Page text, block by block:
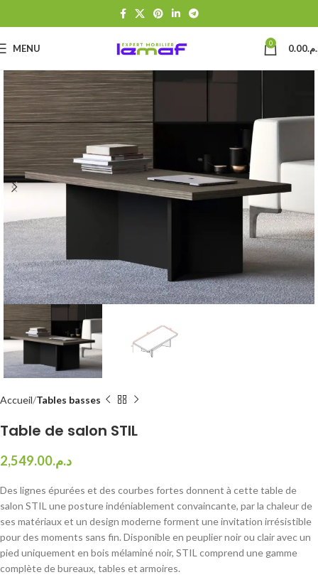
MENU 0 0.00
Accueil Tables basses
Table de salon STIL
د.م.2,549.00
Des lignes épurées et des courbes fortes donnent à cette table de
salon STIL une posture indéniablement convaincante, par la chaleur de
ses matériaux et un design moderne forment une invitation irrésistible
pour des moments sans fin. Disponible en peuplier noir ou clair avec un
pied uniquement en bois mélaminé noir, STIL comprend une gamme
complète de bureaux, tables et armoires.